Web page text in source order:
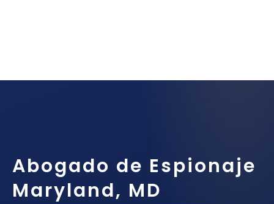
Abogado de Espionaje
Maryland, MD